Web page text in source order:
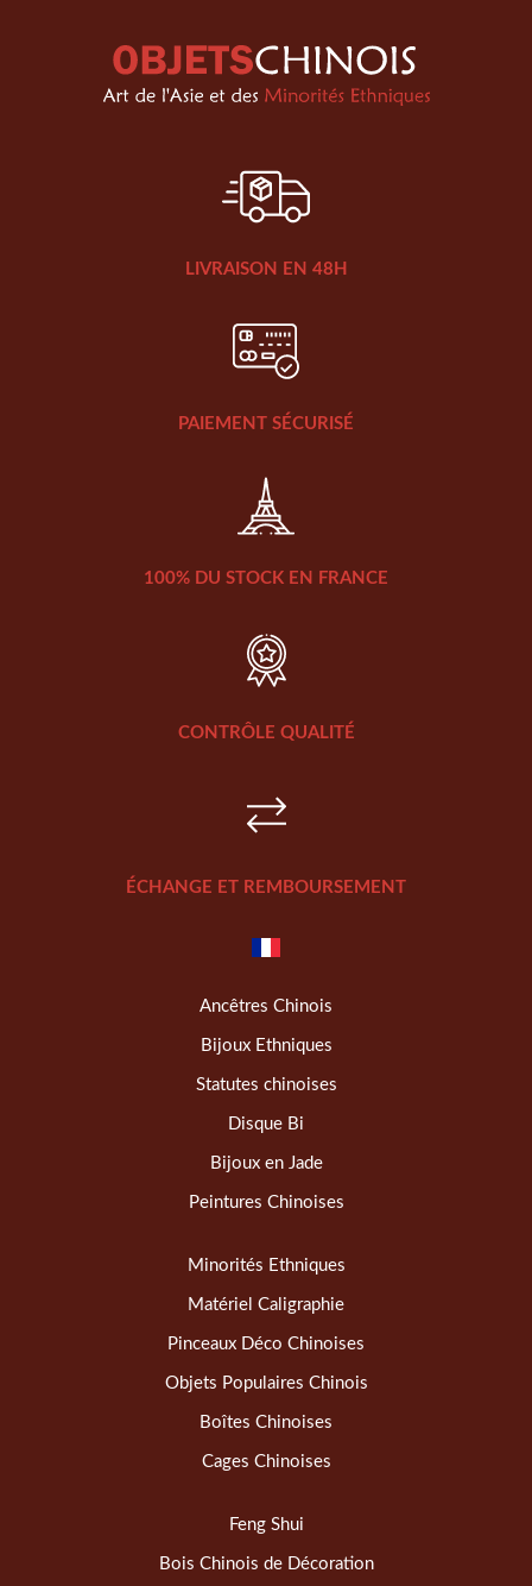
LIVRAISON EN 48H
PAIEMENT SÉCURISÉ
100% DU STOCK EN FRANCE
CONTRÔLE QUALITÉ
ÉCHANGE ET REMBOURSEMENT
Ancêtres Chinois
Bijoux Ethniques
Statutes chinoises
Disque Bi
Bijoux en Jade
Peintures Chinoises
Minorités Ethniques
Matériel Caligraphie
Pinceaux Déco Chinoises
Objets Populaires Chinois
Boîtes Chinoises
Cages Chinoises
Feng Shui
Bois Chinois de Décoration